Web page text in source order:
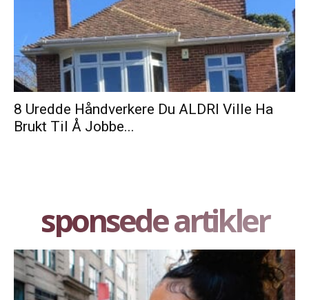
8 Uredde Håndverkere Du ALDRI Ville Ha
Brukt Til Å Jobbe...
sponsede artikler